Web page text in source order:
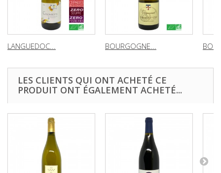
LANGUEDOC... BOURGOGNE...
LES CLIENTS QUI ONT ACHETÉ CE
PRODUIT ONT ÉGALEMENT ACHETÉ...